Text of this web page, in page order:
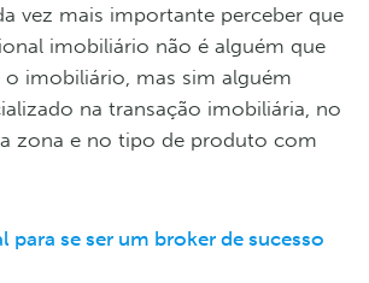
vez mais importante perceber que
imobiliário não é alguém que
o imobiliário, mas sim alguém
na transação imobiliária, no
zona e no tipo de produto com
para se ser um broker de sucesso